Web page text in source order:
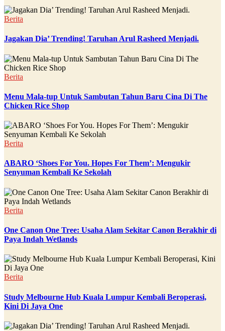
Berita
Jagakan Dia’ Trending! Taruhan Arul Rasheed Menjadi.
Berita
Menu Mala-tup Untuk Sambutan Tahun Baru Cina Di The
Chicken Rice Shop
Berita
ABARO ‘Shoes For You. Hopes For Them’: Mengukir
Senyuman Kembali Ke Sekolah
Berita
One Canon One Tree: Usaha Alam Sekitar Canon Berakhir di
Paya Indah Wetlands
Berita
Study Melbourne Hub Kuala Lumpur Kembali Beroperasi,
Kini Di Jaya One